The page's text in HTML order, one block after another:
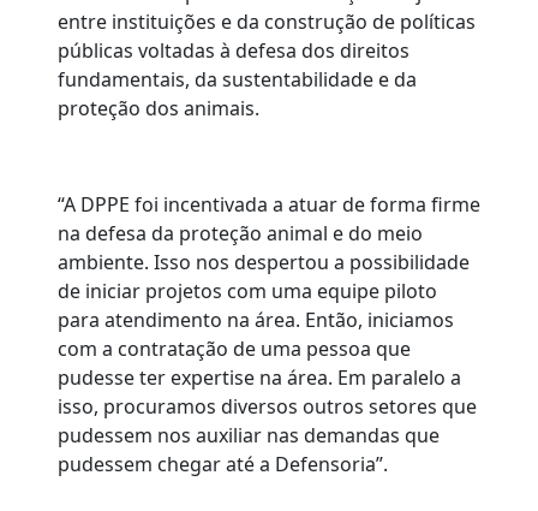
entre instituições e da construção de políticas
públicas voltadas à defesa dos direitos
fundamentais, da sustentabilidade e da
proteção dos animais.
“A DPPE foi incentivada a atuar de forma firme
na defesa da proteção animal e do meio
ambiente. Isso nos despertou a possibilidade
de iniciar projetos com uma equipe piloto
para atendimento na área. Então, iniciamos
com a contratação de uma pessoa que
pudesse ter expertise na área. Em paralelo a
isso, procuramos diversos outros setores que
pudessem nos auxiliar nas demandas que
pudessem chegar até a Defensoria”.